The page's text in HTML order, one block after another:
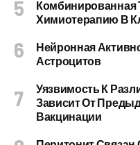
Комбинированная
Химиотерапию В
Нейронная
Астроцитов
Уязвимость К
Зависит От
Вакцинации